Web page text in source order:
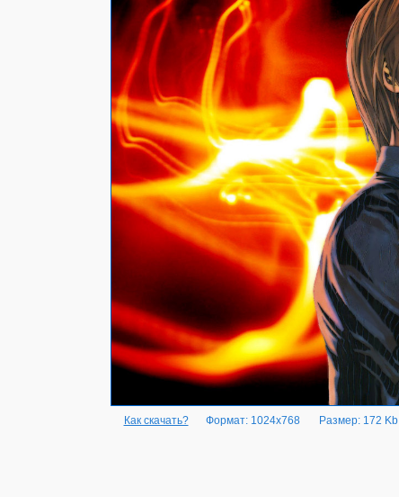
Как скачать? Формат: 1024x768 Размер: 172 Kb